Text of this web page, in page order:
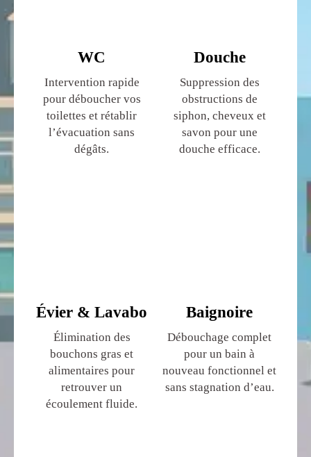
WC
Intervention rapide
pour déboucher vos
toilettes et rétablir
l’évacuation sans
dégâts.
Évier & Lavabo
Élimination des
bouchons gras et
alimentaires pour
retrouver un
écoulement fluide.
Douche
Suppression des
obstructions de
siphon, cheveux et
savon pour une
douche efficace.
Baignoire
Débouchage complet
pour un bain à
nouveau fonctionnel et
sans stagnation d’eau.